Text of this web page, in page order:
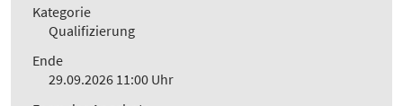
Kategorie
Qualifizierung
Ende
29.09.2026 11:00 Uhr